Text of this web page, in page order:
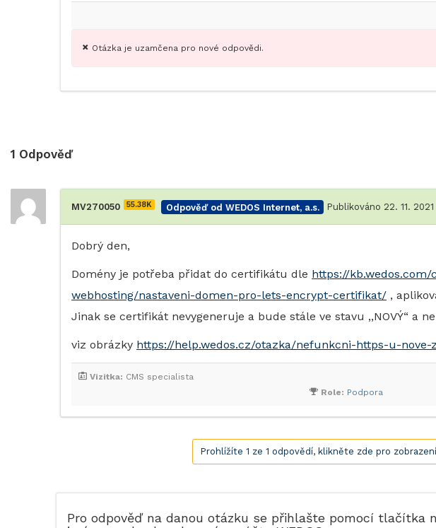
Otázka je uzamčena pro nové odpovědi.
1 Odpověď
MV270050 55.38K Odpověď od WEDOS Internet, a.s. Publikováno 22. 11. 2021
Dobrý den,
Domény je potřeba přidat do certifikátu dle https://
webhosting/nastaveni-domen-pro-lets-encrypt-certifikat/ ,
Jinak se certifikát nevygeneruje a bude stále ve stavu ,,NOVÝ“ a ne
viz obrázky https://help.wedos.cz/otazka/nefunkcni-https-u-
Role: Podpora
Vizitka: CMS specialista
Prohlížíte 1 ze 1 odpovědí, klikněte zde pro
Pro odpověď na danou otázku se přihlašte pomocí tlačítka